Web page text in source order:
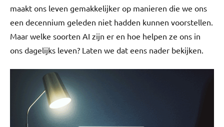
maakt ons leven gemakkelijker op manieren die we ons
een decennium geleden niet hadden kunnen voorstellen.
Maar welke soorten AI zijn er en hoe helpen ze ons in
ons dagelijks leven? Laten we dat eens nader bekijken.